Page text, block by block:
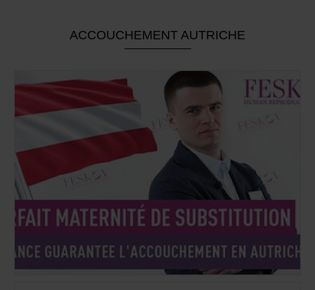
ACCOUCHEMENT AUTRICHE